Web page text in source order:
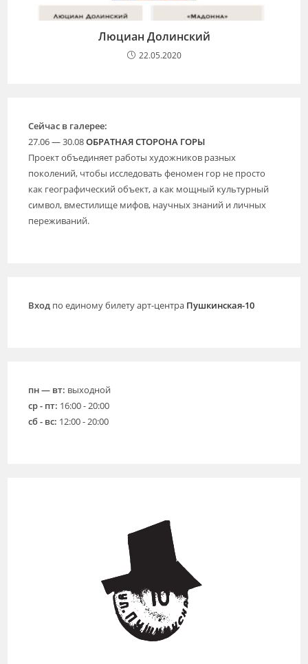
Люциан Долинский
22.05.2020
Сейчас в галерее:
27.06 — 30.08ОБРАТНАЯ СТОРОНА ГОРЫ
Проект объединяет работы художников разных
поколений, чтобы исследовать феномен гор не просто
как географический объект, а как мощный культурный
символ, вместилище мифов, научных знаний и личных
переживаний.
Вход по единому билету арт-центра Пушкинская-10
пн — вт: выходной
ср - пт: 16:00 - 20:00
сб - вс: 12:00 - 20:00